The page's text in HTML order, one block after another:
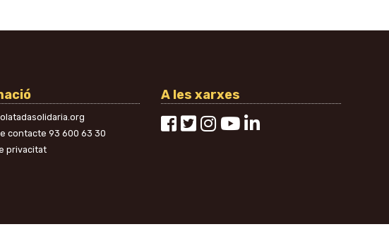
contacte 93 600 63 30
privacitat
A les xarxes